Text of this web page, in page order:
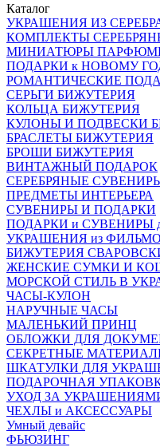
Каталог
УКРАШЕНИЯ ИЗ
КОМПЛЕКТЫ
МИНИАТЮРЫ
ПОДАРКИ к НОВОМУ
РОМАНТИЧЕСКИЕ
СЕРЬГИ БИЖУТЕРИЯ
КОЛЬЦА БИЖУТЕРИЯ
КУЛОНЫ И ПОДВЕСКИ
БРАСЛЕТЫ БИЖУТЕРИЯ
БРОШИ БИЖУТЕРИЯ
ВИНТАЖНЫЙ ПОДАРОК
СЕРЕБРЯНЫЕ
ПРЕДМЕТЫ ИНТЕРЬЕРА
СУВЕНИРЫ И ПОДАРКИ
ПОДАРКИ и СУВЕНИРЫ
УКРАШЕНИЯ из
БИЖУТЕРИЯ
ЖЕНСКИЕ СУМКИ И
МОРСКОЙ СТИЛЬ В
ЧАСЫ-КУЛОН
НАРУЧНЫЕ ЧАСЫ
МАЛЕНЬКИЙ ПРИНЦ
ОБЛОЖКИ ДЛЯ
СЕКРЕТНЫЕ
ШКАТУЛКИ ДЛЯ
ПОДАРОЧНАЯ
УХОД ЗА
ЧEХЛЫ и АКСЕССУАРЫ
Умный девайс
ФЬЮЗИНГ